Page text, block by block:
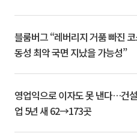
블룸버그 “레버리지 거품 빠진
동성 최악 국면 지났을 가능성”
영업익으로 이자도 못 낸다…건
업 5년 새 62→173곳